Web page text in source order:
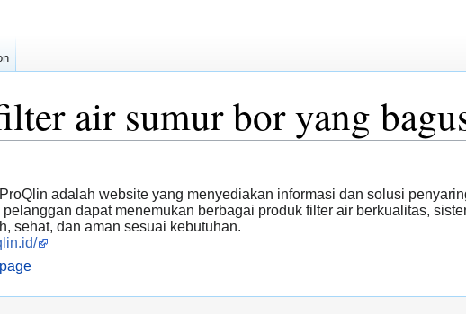
air sumur bor yang
ProQlin adalah website yang menyediakan informasi dan solusi
dapat menemukan berbagai produk filter air berkualitas,
sehat, dan aman sesuai kebutuhan.